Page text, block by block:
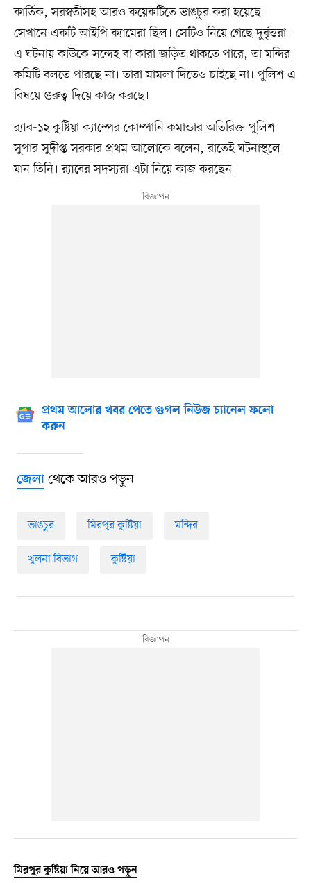
কার্তিক, সরস্বতীসহ আরও কয়েকটিতে ভাঙচুর করা হয়েছে।
সেখানে একটি আইপি ক্যামেরা ছিল। সেটিও নিয়ে গেছে দুর্বৃত্তরা।
এ ঘটনায় কাউকে সন্দেহ বা কারা জড়িত থাকতে পারে, তা মন্দির
কমিটি বলতে পারছে না। তারা মামলা দিতেও চাইছে না। পুলিশ এ
বিষয়ে গুরুত্ব দিয়ে কাজ করছে।
র‍্যাব-১২ কুষ্টিয়া ক্যাম্পের কোম্পানি কমান্ডার অতিরিক্ত পুলিশ
সুপার সুদীপ্ত সরকার প্রথম আলোকে বলেন, রাতেই ঘটনাস্থলে
যান তিনি। র‍্যাবের সদস্যরা এটা নিয়ে কাজ করছেন।
প্রথম আলোর খবর পেতে গুগল নিউজ চ্যানেল ফলো
করুন
জেলাথেকে আরও পড়ুন
ভাঙচুর মিরপুর কুষ্টিয়া মন্দির
খুলনা বিভাগ কুষ্টিয়া
মিরপুর কুষ্টিয়া নিয়ে আরও পড়ুন